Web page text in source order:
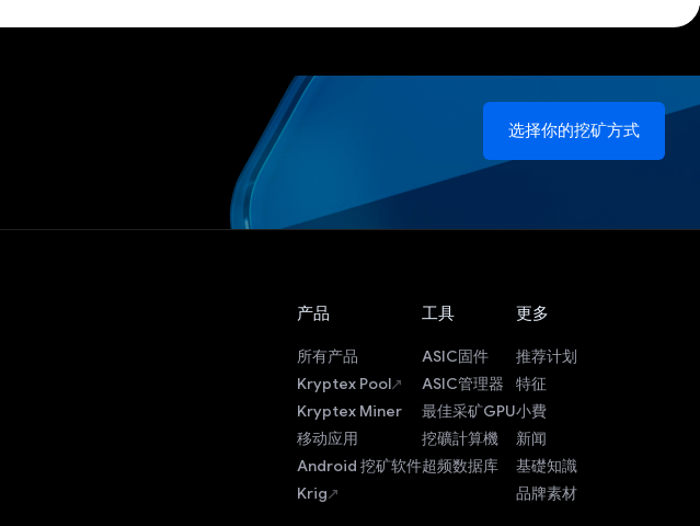
选择你的挖矿方式
产品
所有产品
Kryptex Pool
Kryptex Miner
移动应用
Android 挖矿软件
Krig
工具
ASIC固件
ASIC管理器
最佳采矿GPU
挖礦計算機
超频数据库
更多
推荐计划
特征
小費
新闻
基礎知識
品牌素材